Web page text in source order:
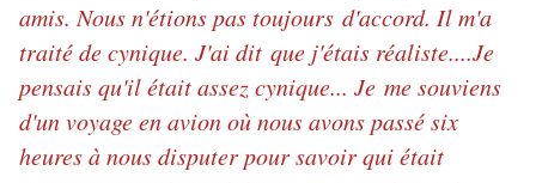
amis. Nous n'étions pas toujours d'accord. Il m'a
traité de cynique. J'ai dit que j'étais réaliste....Je
pensais qu'il était assez cynique... Je me souviens
d'un voyage en avion où nous avons passé six
heures à nous disputer pour savoir qui était